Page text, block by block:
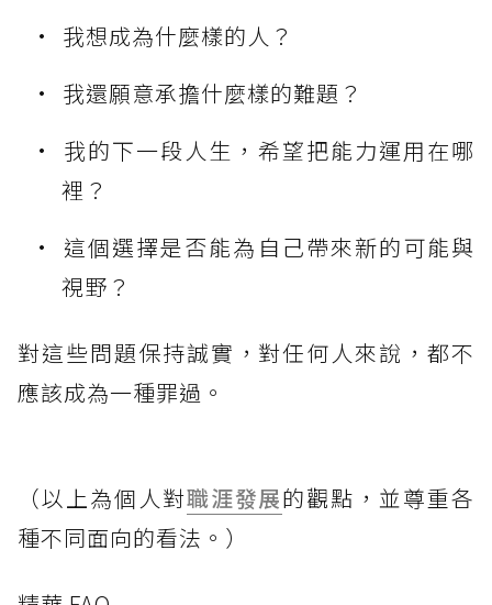
我想成為什麼樣的人？
我還願意承擔什麼樣的難題？
我的下一段人生，希望把能力運用在哪
裡？
這個選擇是否能為自己帶來新的可能與
視野？
對這些問題保持誠實，對任何人來說，都不
應該成為一種罪過。
（以上為個人對職涯發展的觀點，並尊重各
種不同面向的看法。）